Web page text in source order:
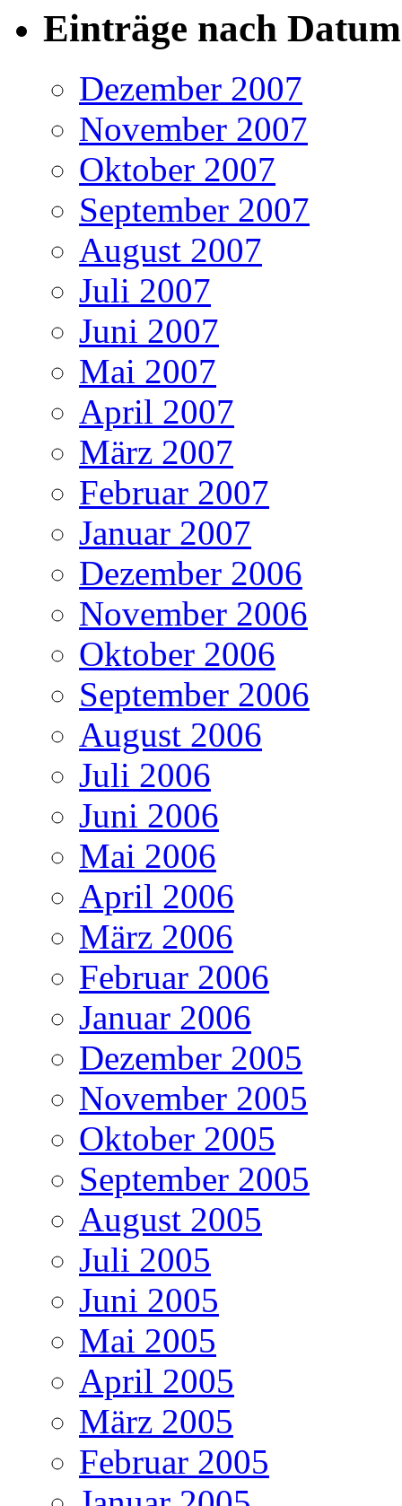
Einträge nach Datum
Dezember 2007
November 2007
Oktober 2007
September 2007
August 2007
Juli 2007
Juni 2007
Mai 2007
April 2007
März 2007
Februar 2007
Januar 2007
Dezember 2006
November 2006
Oktober 2006
September 2006
August 2006
Juli 2006
Juni 2006
Mai 2006
April 2006
März 2006
Februar 2006
Januar 2006
Dezember 2005
November 2005
Oktober 2005
September 2005
August 2005
Juli 2005
Juni 2005
Mai 2005
April 2005
März 2005
Februar 2005